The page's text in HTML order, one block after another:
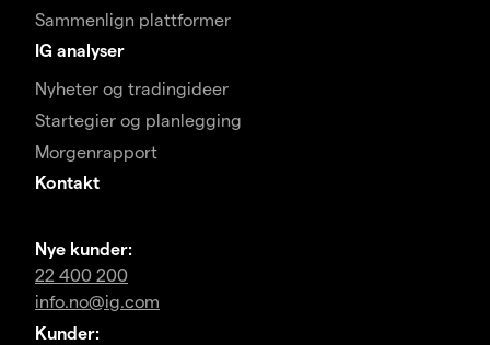
Sammenlign plattformer
IG analyser
Nyheter og tradingideer
Startegier og planlegging
Morgenrapport
Kontakt
Nye kunder:
22 400 200
info.no@ig.com
Kunder: